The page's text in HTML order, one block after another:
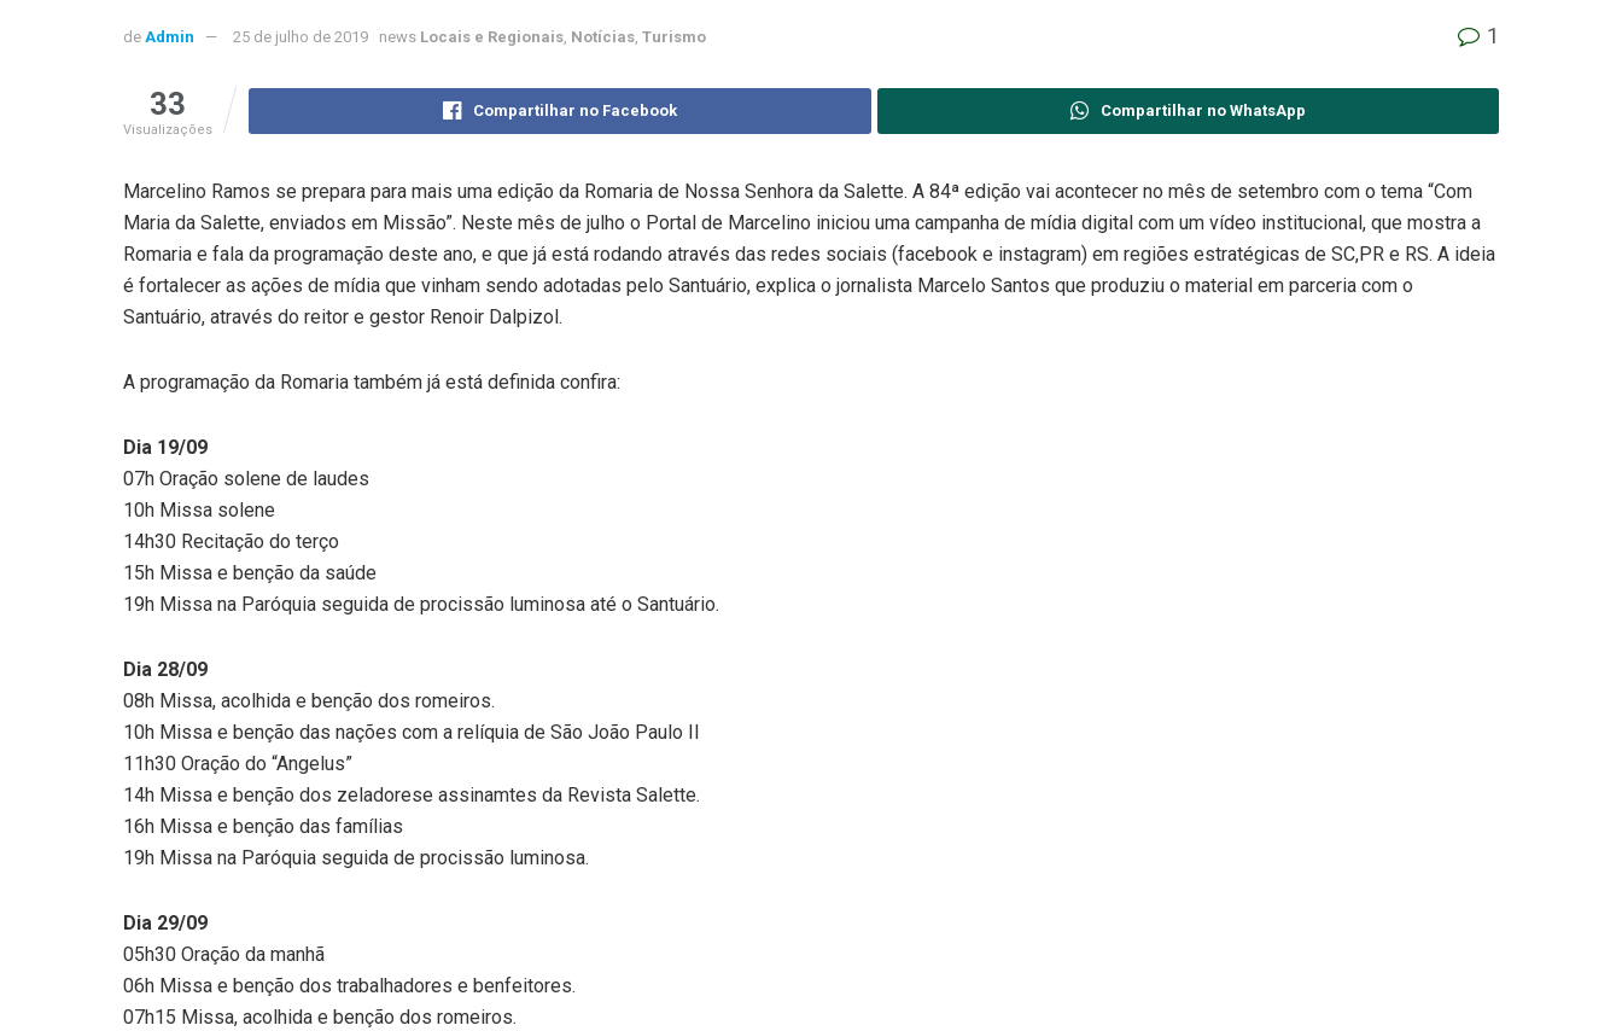
de Admin 25 de julho de 2019 news Locais e Regionais, Notícias, Turismo 1
33
Visualizações
Compartilhar no Facebook Compartilhar no WhatsApp
Marcelino Ramos se prepara para mais uma edição da Romaria de Nossa Senhora da Salette. A 84ª edição vai acontecer no mês de setembro com o tema “Com
Maria da Salette, enviados em Missão”. Neste mês de julho o Portal de Marcelino iniciou uma campanha de mídia digital com um vídeo institucional, que mostra a
Romaria e fala da programação deste ano, e que já está rodando através das redes sociais (facebook e instagram) em regiões estratégicas de SC,PR e RS. A ideia
é fortalecer as ações de mídia que vinham sendo adotadas pelo Santuário, explica o jornalista Marcelo Santos que produziu o material em parceria com o
Santuário, através do reitor e gestor Renoir Dalpizol.
A programação da Romaria também já está definida confira:
Dia 19/09
07h Oração solene de laudes
10h Missa solene
14h30 Recitação do terço
15h Missa e benção da saúde
19h Missa na Paróquia seguida de procissão luminosa até o Santuário.
Dia 28/09
08h Missa, acolhida e benção dos romeiros.
10h Missa e benção das nações com a relíquia de São João Paulo II
11h30 Oração do “Angelus”
14h Missa e benção dos zeladorese assinamtes da Revista Salette.
16h Missa e benção das famílias
19h Missa na Paróquia seguida de procissão luminosa.
Dia 29/09
05h30 Oração da manhã
06h Missa e benção dos trabalhadores e benfeitores.
07h15 Missa, acolhida e benção dos romeiros.